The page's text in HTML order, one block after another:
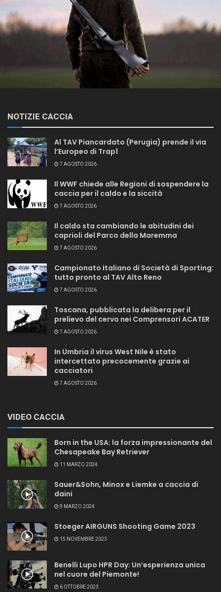
NOTIZIE CACCIA
Al TAV Piancardato (Perugia) prende il via
l’Europeo di Trap1
7 AGOSTO 2026
Il WWF chiede alle Regioni di sospendere la
caccia per il caldo e la siccità
7 AGOSTO 2026
Il caldo sta cambiando le abitudini dei
caprioli del Parco della Maremma
7 AGOSTO 2026
Campionato Italiano di Società di Sporting:
tutto pronto al TAV Alto Reno
7 AGOSTO 2026
Toscana, pubblicata la delibera per il
prelievo del cervo nei Comprensori ACATER
7 AGOSTO 2026
In Umbria il virus West Nile è stato
intercettato precocemente grazie ai
cacciatori
7 AGOSTO 2026
VIDEO CACCIA
Born in the USA: la forza impressionante del
Chesapeake Bay Retriever
11 MARZO 2024
Sauer&Sohn, Minox e Liemke a caccia di
daini
9 MARZO 2024
Stoeger AIRGUNS Shooting Game 2023
15 NOVEMBRE 2023
Benelli Lupo HPR Day: Un’esperienza unica
nel cuore del Piemonte!
6 OTTOBRE 2023